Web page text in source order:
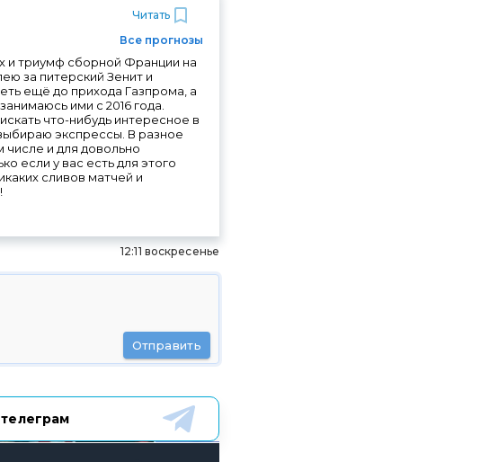
Читать
Все прогнозы
и триумф сборной Франции на
за питерский Зенит и
ещё до прихода Газпрома, а
ими с 2016 года.
что-нибудь интересное в
экспрессы. В разное
числе и для довольно
если у вас есть для этого
сливов матчей и
12:11 воскресенье
Отправить
телеграм